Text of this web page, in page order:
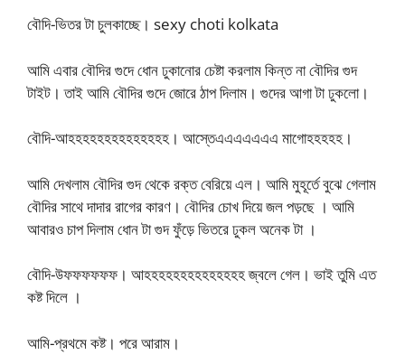
বৌদি-ভিতর টা চুলকাচ্ছে। sexy choti kolkata
আমি এবার বৌদির গুদে ধোন ঢুকানোর চেষ্টা করলাম কিন্ত না বৌদির গুদ
টাইট। তাই আমি বৌদির গুদে জোরে ঠাপ দিলাম। গুদের আগা টা ঢুকলো।
বৌদি-আহহহহহহহহহহহহহহ। আস্তেএএএএএএএ মাগোহহহহহ।
আমি দেখলাম বৌদির গুদ থেকে রক্ত বেরিয়ে এল। আমি মুহূর্তে বুঝে গেলাম
বৌদির সাথে দাদার রাগের কারণ। বৌদির চোখ দিয়ে জল পড়ছে । আমি
আবারও চাপ দিলাম ধোন টা গুদ ফুঁড়ে ভিতরে ঢুকল অনেক টা ।
বৌদি-উফফফফফফ। আহহহহহহহহহহহহহহ জ্বলে গেল। ভাই তুমি এত
কষ্ট দিলে ।
আমি-প্রথমে কষ্ট। পরে আরাম।